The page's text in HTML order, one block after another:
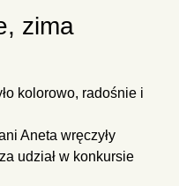
zima
kolorowo, radośnie i
Aneta wręczyły
za udział w konkursie